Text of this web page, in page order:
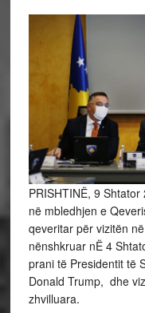
PRISHTINË, 9
në mbledhjen e
qeveritar për vizitën
nënshkruar nË 4
prani të Presidentit të
Donald Trump, dhe
zhvilluara.